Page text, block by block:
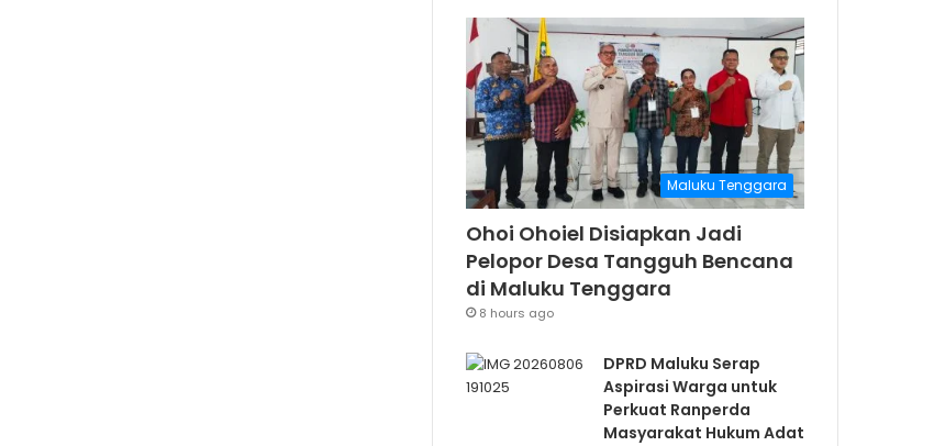
Maluku Tenggara
Ohoi Ohoiel Disiapkan Jadi
Pelopor Desa Tangguh Bencana
di Maluku Tenggara
8 hours ago
DPRD Maluku Serap
Aspirasi Warga untuk
Perkuat Ranperda
Masyarakat Hukum Adat